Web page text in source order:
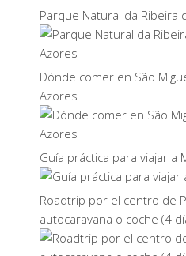
Parque Natural da Ribeira
Dónde comer en São
Azores
Guía práctica para viajar a
Roadtrip por el centro de
autocaravana o coche (4